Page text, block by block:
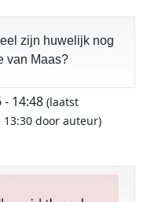
zijn huwelijk nog
van Maas?
- 14:48 (laatst
door auteur)